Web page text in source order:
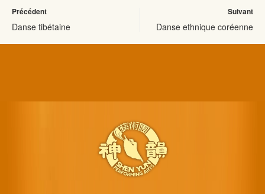
Précédent
Danse tibétaine
Suivant
Danse ethnique coréenne